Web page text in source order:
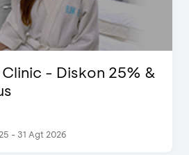
- Diskon 25% &
- 31 Agt 2026